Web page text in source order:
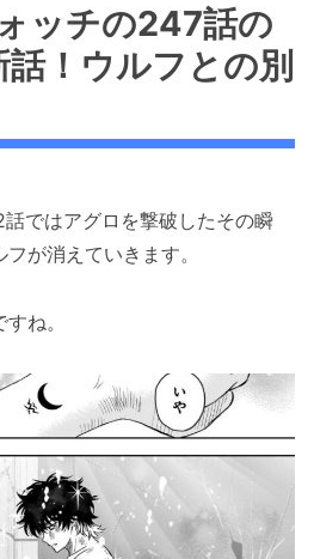
ッチの247話の
！ウルフとの別
ではアグロを撃破したその瞬
が消えていきます。
ね。